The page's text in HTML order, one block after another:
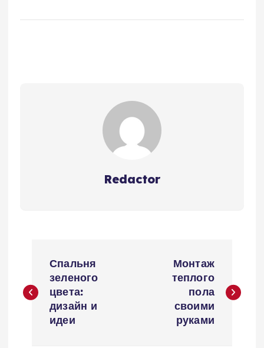
Redactor
а
Спальня
зеленого
цвета:
дизайн и
идеи
Монтаж
теплого
пола
своими
руками